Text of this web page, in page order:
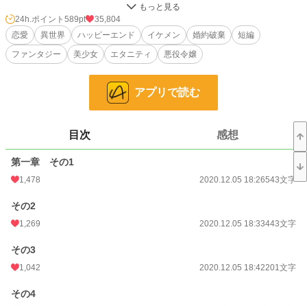
壮大なストーリーで奏でる、感動的なファンタジーアドベンチャーで
す！！！！！最後の涙の理由とは？？？
2,396 位 / 229,045 件
1,359 位 / 66,406 件
お気に入り 1,546
24h.ポイント
文字数
更新日時
初回公開日時
24h.ポイント 589pt
35,804
恋愛
異世界 ハッピーエンド イケメン 婚約破棄
短編
ファンタジー
美少女 エタニティ 悪役令嬢
アプリで読む
目次 感想
第一章 その1
1,478 2020.12.05 18:26543文字
その2
1,269 2020.12.05 18:33443文字
その3
1,042 2020.12.05 18:42201文字
その4